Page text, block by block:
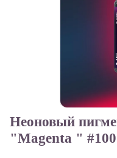
Неоновый
"Magenta "